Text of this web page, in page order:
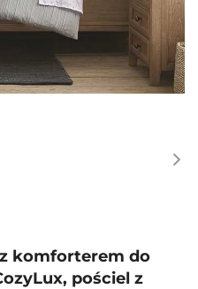
komforterem do
pościel z